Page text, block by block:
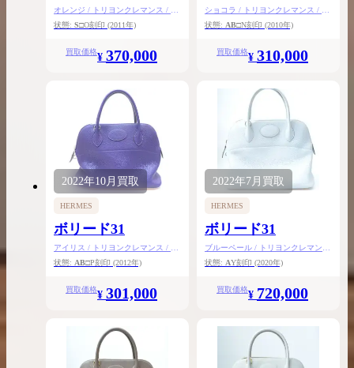
オレンジ / トリヨンクレマンス / シ
ルバー金具
状態: S□O刻印 (2011年)
買取価格¥ 370,000
ショコラ / トリヨンクレマンス / シ
ルバー金具
状態: AB□N刻印 (2010年)
買取価格¥ 310,000
2022年10月 買取
HERMES
ボリード31
アイリス / トリヨンクレマンス / シ
ルバー金具
状態: AB□P刻印 (2012年)
買取価格¥ 301,000
2022年7月 買取
HERMES
ボリード31
ブルーペール / トリヨンクレマンス
/ シルバー金具
状態: AY刻印 (2020年)
買取価格¥ 720,000